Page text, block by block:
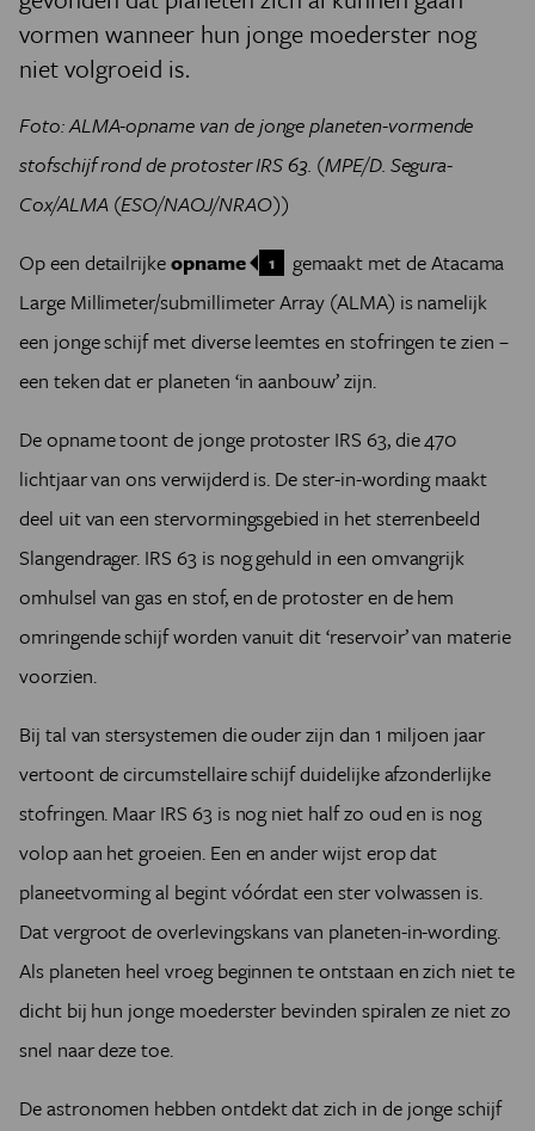
vormen wanneer hun jonge moederster nog
niet volgroeid is.
Foto: ALMA-opname van de jonge planeten-vormende
stofschijf rond de protoster IRS 63. (MPE/D. Segura-
Cox/ALMA (ESO/NAOJ/NRAO))
Op een detailrijkeopname 1
gemaakt met de Atacama
Large Millimeter/submillimeter Array (ALMA) is namelijk
een jonge schijf met diverse leemtes en stofringen te zien –
een teken dat er planeten ‘in aanbouw’ zijn.
De opname toont de jonge protoster IRS 63, die 470
lichtjaar van ons verwijderd is. De ster-in-wording maakt
deel uit van een stervormingsgebied in het sterrenbeeld
Slangendrager. IRS 63 is nog gehuld in een omvangrijk
omhulsel van gas en stof, en de protoster en de hem
omringende schijf worden vanuit dit ‘reservoir’ van materie
voorzien.
Bij tal van stersystemen die ouder zijn dan 1 miljoen jaar
vertoont de circumstellaire schijf duidelijke afzonderlijke
stofringen. Maar IRS 63 is nog niet half zo oud en is nog
volop aan het groeien. Een en ander wijst erop dat
planeetvorming al begint vóórdat een ster volwassen is.
Dat vergroot de overlevingskans van planeten-in-wording.
Als planeten heel vroeg beginnen te ontstaan en zich niet te
dicht bij hun jonge moederster bevinden spiralen ze niet zo
snel naar deze toe.
De astronomen hebben ontdekt dat zich in de jonge schijf